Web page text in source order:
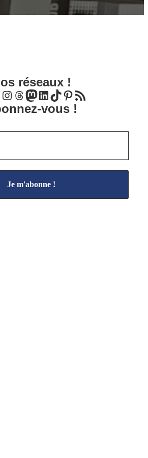
réseaux !
Instagram Threads Mastodon LinkedIn TikTok Pinterest
Flux RSS
vous !